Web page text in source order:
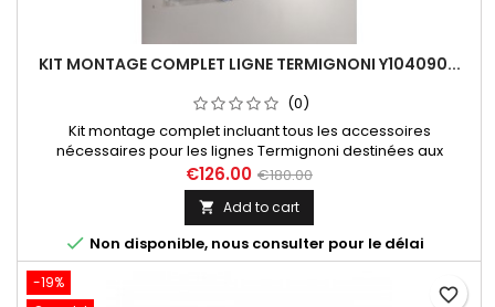
KIT MONTAGE COMPLET LIGNE TERMIGNONI Y104090...
(0)
Kit montage complet incluant tous les accessoires
nécessaires pour les lignes Termignoni destinées aux
Yamaha MT07, Tracer, XSR, références suivantes Y104090CV,
Y104090CVB, Y104090TV.
€126.00 €180.00
 Add to cart
 Non disponible, nous consulter pour le délai
-19%
favorite_border